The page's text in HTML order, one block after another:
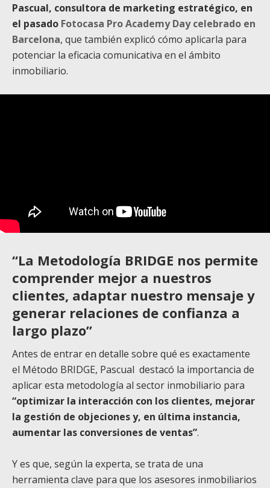
Pascual, consultora de marketing estratégico, en
el pasado Fotocasa Pro Academy Day celebrado en
Barcelona, que también explicó cómo aplicarla para
potenciar la eficacia comunicativa en el ámbito
inmobiliario.
“La Metodología BRIDGE nos permite
comprender mejor a nuestros
clientes, adaptar nuestro mensaje y
generar relaciones de confianza a
largo plazo”
Antes de entrar en detalle sobre qué es exactamente
el Método BRIDGE, Pascual destacó la importancia de
aplicar esta metodología al sector inmobiliario para
“optimizar la interacción con los clientes, mejorar
la gestión de objeciones y, en última instancia,
aumentar las conversiones de ventas”.
Y es que, según la experta, se trata de una
herramienta clave para que los asesores inmobiliarios